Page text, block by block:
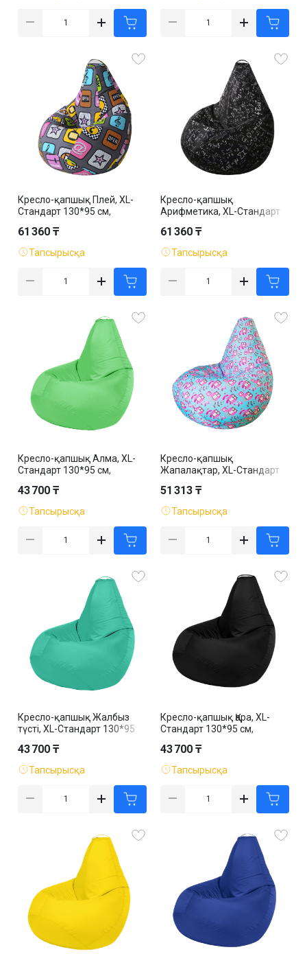
Кресло-қапшық Плей, XL-
Стандарт 130*95 см,
61 360 ₸
Тапсырысқа
Кресло-қапшық
Арифметика, XL-Стандарт
алынбалы қап
61 360 ₸
Тапсырысқа
Кресло-қапшық Алма, XL-
Стандарт 130*95 см,
43 700 ₸
Тапсырысқа
Кресло-қапшық
Жапалақтар, XL-Стандарт
алынбалы қап
51 313 ₸
Тапсырысқа
Кресло-қапшық Жалбыз
түсті, XL-Стандарт 130*95
43 700 ₸
Тапсырысқа
Кресло-қапшық Қара, XL-
Стандарт 130*95 см,
43 700 ₸
Тапсырысқа